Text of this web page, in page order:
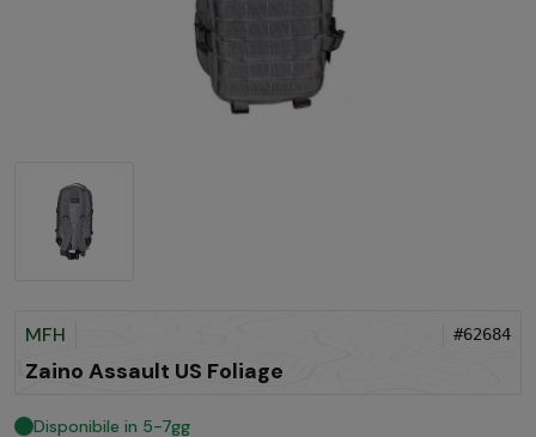
MFH #62684
Zaino Assault US Foliage
Disponibile in 5-7gg